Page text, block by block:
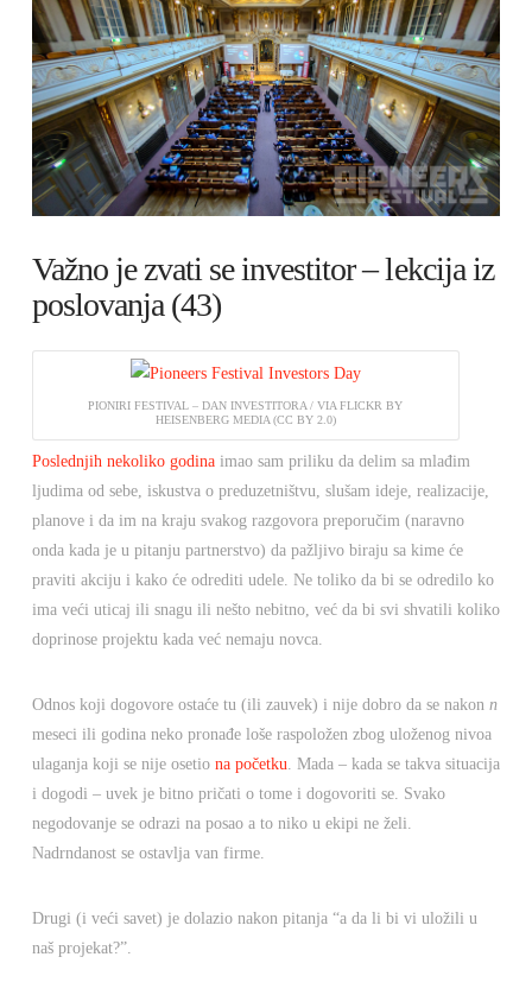
Važno je zvati se investitor – lekcija iz
poslovanja (43)
PIONIRI FESTIVAL – DAN INVESTITORA / VIA FLICKR BY
HEISENBERG MEDIA (CC BY 2.0)
Poslednjih nekoliko godinaimao sam priliku da delim sa mlađim
ljudima od sebe, iskustva o preduzetništvu, slušam ideje, realizacije,
planove i da im na kraju svakog razgovora preporučim (naravno
onda kada je u pitanju partnerstvo) da pažljivo biraju sa kime će
praviti akciju i kako će odrediti udele. Ne toliko da bi se odredilo ko
ima veći uticaj ili snagu ili nešto nebitno, već da bi svi shvatili koliko
doprinose projektu kada već nemaju novca.
Odnos koji dogovore ostaće tu (ili zauvek) i nije dobro da se nakon n
meseci ili godina neko pronađe loše raspoložen zbog uloženog nivoa
ulaganja koji se nije osetio na početku . Mada – kada se takva situacija
i dogodi – uvek je bitno pričati o tome i dogovoriti se. Svako
negodovanje se odrazi na posao a to niko u ekipi ne želi.
Nadrndanost se ostavlja van firme.
Drugi (i veći savet) je dolazio nakon pitanja “a da li bi vi uložili u
naš projekat?”.